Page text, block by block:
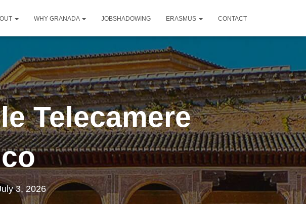
WHY GRANADA JOBSHADOWING ERASMUS CONTACT
Telecamere
3, 2026